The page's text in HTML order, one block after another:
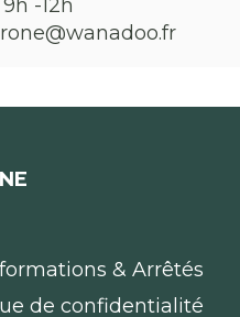
-12h
& Arrêtés
de confidentialité